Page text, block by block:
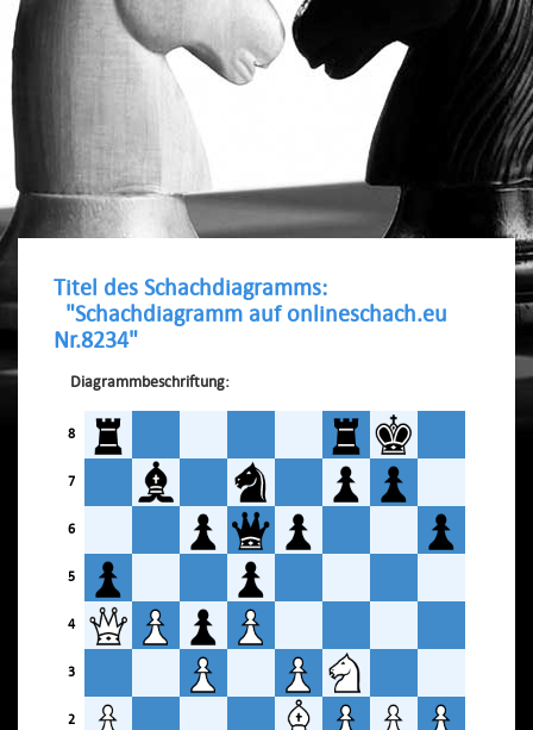
Titel des Schachdiagramms:
"Schachdiagramm auf onlineschach.eu
Nr.8234"
Diagrammbeschriftung:
8
7
6
5
4
3
2